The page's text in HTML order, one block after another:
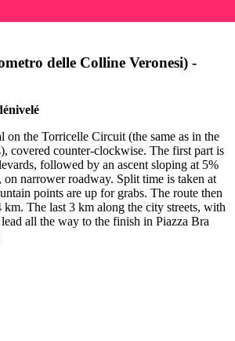
delle Colline Veronesi) -
the Torricelle Circuit (the same as in the
covered counter-clockwise. The first part is
followed by an ascent sloping at 5%
narrower roadway. Split time is taken at
points are up for grabs. The route then
The last 3 km along the city streets, with
all the way to the finish in Piazza Bra